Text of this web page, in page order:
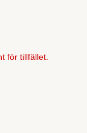
för tillfället.